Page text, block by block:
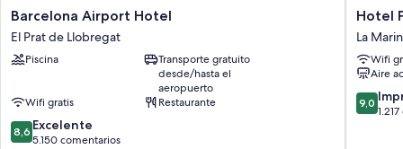
Barcelona
Airport
Hotel
El
de
Llobregat
Barcelona Airport Hotel
El Prat de Llobregat
Piscina
Transporte gratuito
desde/hasta el
aeropuerto
Wifi gratis
Restaurante
8.6
sobre
8,6 Excelente
5.150 comentarios
Hotel
Porta
Fira
La
Marina
del
Port
Hotel
La
Wifi
Aire
9.0
sobre
9,0